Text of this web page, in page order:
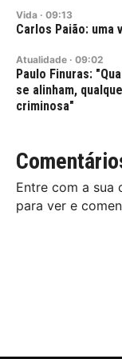
Vida · 09:13
Carlos Paião: uma
Atualidade · 09:02
Paulo Finuras:
se alinham,
criminosa"
Entre com a sua
para ver e